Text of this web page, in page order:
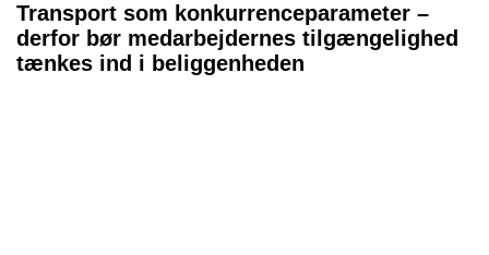
Transport som konkurrenceparameter –
derfor bør medarbejdernes tilgængelighed
tænkes ind i beliggenheden